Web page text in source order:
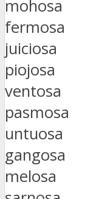
mohosa
fermosa
juiciosa
piojosa
ventosa
pasmosa
untuosa
gangosa
melosa